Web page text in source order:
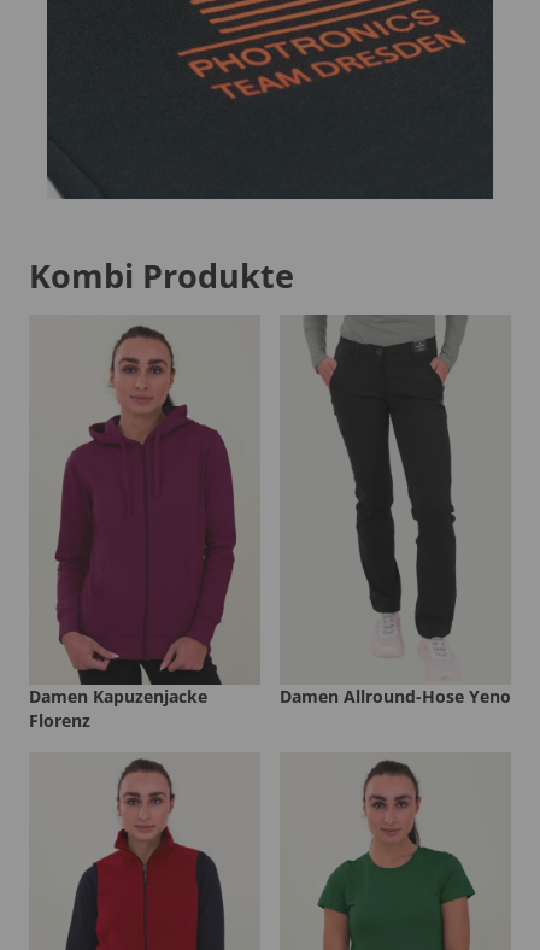
Kombi Produkte
Damen Kapuzenjacke
Florenz
Damen Allround-Hose Yeno